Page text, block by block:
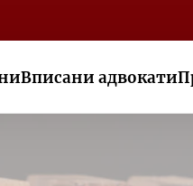
Вписани адвокати